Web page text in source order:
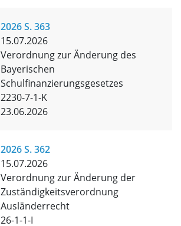
2026 S. 363
15.07.2026
Verordnung zur Änderung des
Bayerischen
Schulfinanzierungsgesetzes
2230-7-1-K
23.06.2026
2026 S. 362
15.07.2026
Verordnung zur Änderung der
Zuständigkeitsverordnung
Ausländerrecht
26-1-1-I